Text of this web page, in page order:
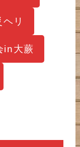
リ
in大蕨